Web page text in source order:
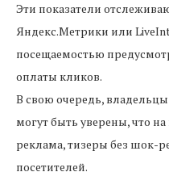
Эти показатели
Яндекс.Метрики или
посещаемостью
оплаты кликов.
В свою очередь,
могут быть уверены, что на
реклама, тизеры без шок-
посетителей.